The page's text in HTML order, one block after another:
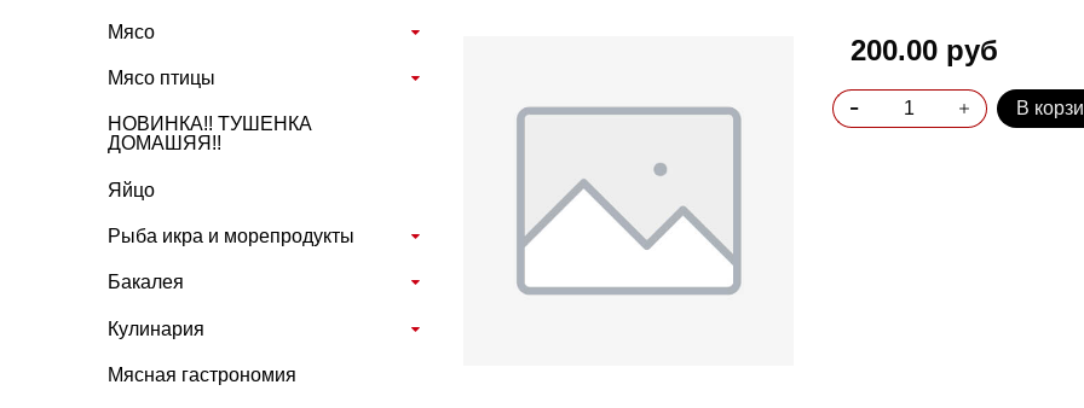
200.00 руб
В
Мясо
Мясо птицы
НОВИНКА!! ТУШЕНКА
ДОМАШЯЯ!!
Яйцо
Рыба икра и морепродукты
Бакалея
Кулинария
Мясная гастрономия